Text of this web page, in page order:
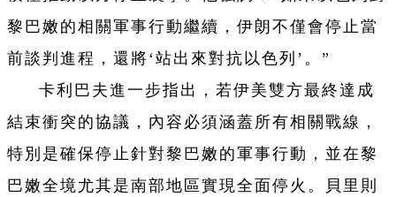
黎巴嫩的相關軍事行動繼續，伊朗不僅會停止當
前談判進程，還將‘站出來對抗以色列’。”
卡利巴夫進一步指出，若伊美雙方最終達成
結束衝突的協議，內容必須涵蓋所有相關戰線，
特別是確保停止針對黎巴嫩的軍事行動，並在黎
巴嫩全境尤其是南部地區實現全面停火。貝里則